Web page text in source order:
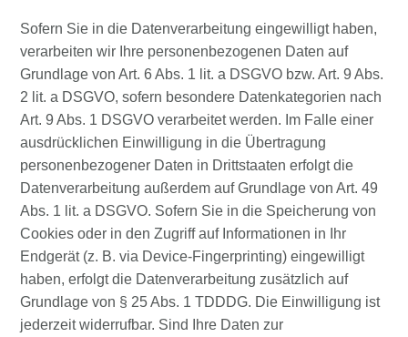
Sofern Sie in die Datenverarbeitung eingewilligt haben,
verarbeiten wir Ihre personenbezogenen Daten auf
Grundlage von Art. 6 Abs. 1 lit. a DSGVO bzw. Art. 9 Abs.
2 lit. a DSGVO, sofern besondere Datenkategorien nach
Art. 9 Abs. 1 DSGVO verarbeitet werden. Im Falle einer
ausdrücklichen Einwilligung in die Übertragung
personenbezogener Daten in Drittstaaten erfolgt die
Datenverarbeitung außerdem auf Grundlage von Art. 49
Abs. 1 lit. a DSGVO. Sofern Sie in die Speicherung von
Cookies oder in den Zugriff auf Informationen in Ihr
Endgerät (z. B. via Device-Fingerprinting) eingewilligt
haben, erfolgt die Datenverarbeitung zusätzlich auf
Grundlage von § 25 Abs. 1 TDDDG. Die Einwilligung ist
jederzeit widerrufbar. Sind Ihre Daten zur